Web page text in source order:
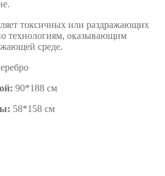
токсичных или раздражающих
технологиям, оказывающим
среде.
90*188 см
58*158 см